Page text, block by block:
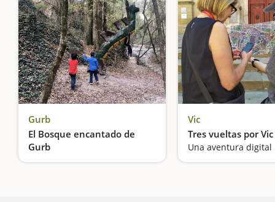
Gurb
El Bosque encantado de
Gurb
Una excursión fantástica para hacer con niños con sorpresas en los árboles
Vic
Tres vueltas por Vic